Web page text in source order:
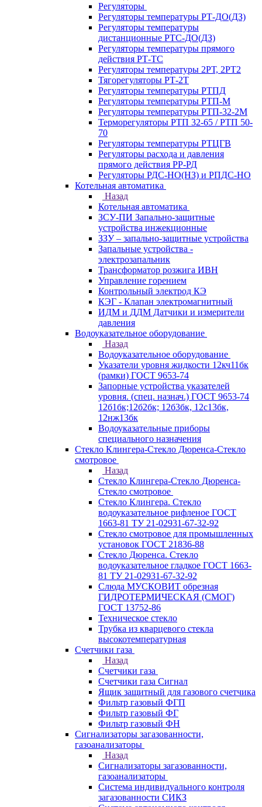
Регуляторы
Регуляторы температуры РТ-ДО(ДЗ)
Регуляторы температуры
дистанционные РТС-ДО(ДЗ)
Регуляторы температуры прямого
действия РТ-ТС
Регуляторы температуры 2РТ, 2РT2
Тягорегуляторы РТ-2Т
Регуляторы температуры РТПД
Регуляторы температуры РТП-M
Регуляторы температуры РТП-32-2М
Терморегуляторы РТП 32-65 / РТП 50-
70
Регуляторы температуры РТЦГВ
Регуляторы расхода и давления
прямого действия РР-РД
Регуляторы РДС-НО(НЗ) и РПДС-НО
Котельная автоматика
Назад
Котельная автоматика
ЗСУ-ПИ Запально-защитные
устройства инжекционные
ЗЗУ – запально-защитные устройства
Запальные устройства -
электрозапальник
Трансформатор розжига ИВН
Управление горением
Контрольный электрод КЭ
КЭГ - Клапан электромагнитный
ИДМ и ДДМ Датчики и измерители
давления
Водоуказательное оборудование
Назад
Водоуказательное оборудование
Указатели уровня жидкости 12кч11бк
(рамки) ГОСТ 9653-74
Запорные устройства указателей
уровня. (спец. назнач.) ГОСТ 9653-74
12б1бк;12б2бк; 12б3бк, 12с13бк,
12нж13бк
Водоуказательные приборы
специального назначения
Стекло Клингера-Стекло Дюренса-Стекло
смотровое
Назад
Стекло Клингера-Стекло Дюренса-
Стекло смотровое
Стекло Клингера. Стекло
водоуказательное рифленое ГОСТ
1663-81 ТУ 21-02931-67-32-92
Стекло смотровое для промышленных
установок ГОСТ 21836-88
Стекло Дюренса. Стекло
водоуказательное гладкое ГОСТ 1663-
81 ТУ 21-02931-67-32-92
Слюда МУСКОВИТ обрезная
ГИДРОТЕРМИЧЕСКАЯ (СМОГ)
ГОСТ 13752-86
Техническое стекло
Трубка из кварцевого стекла
высокотемпературная
Счетчики газа
Назад
Счетчики газа
Счетчики газа Сигнал
Ящик защитный для газового счетчика
Фильтр газовый ФГП
Фильтр газовый ФГ
Фильтр газовый ФН
Сигнализаторы загазованности,
газоанализаторы
Назад
Сигнализаторы загазованности,
газоанализаторы
Система индивидуального контроля
загазованности СИКЗ